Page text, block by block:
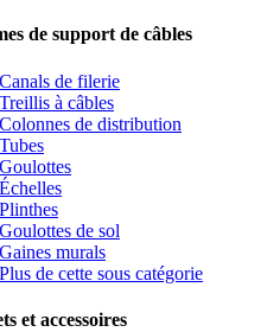
de support de câbles
Canals de filerie
Treillis à câbles
Colonnes de distribution
Tubes
Goulottes
Échelles
Plinthes
Goulottes de sol
Gaines murals
Plus de cette sous catégorie
et accessoires